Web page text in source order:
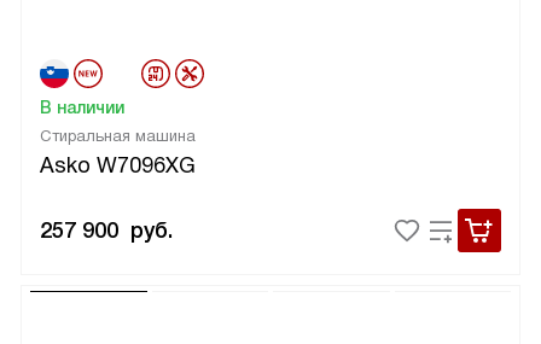
Стиральная машина
Asko W7096XG
В наличии
257 900 руб.